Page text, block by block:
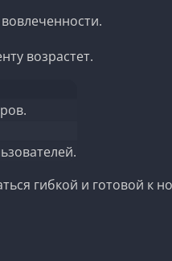
возрастет.
гибкой и готовой к